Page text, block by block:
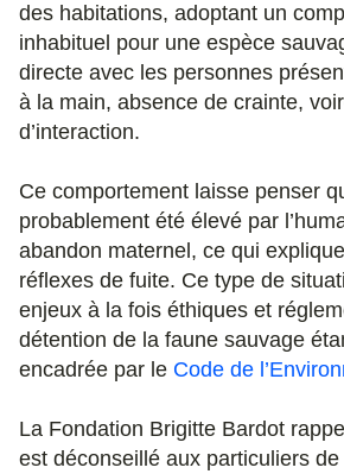
des habitations, adoptant un
inhabituel pour une espèce
directe avec les personnes
à la main, absence de crainte,
d’interaction.
Ce comportement laisse penser
probablement été élevé par
abandon maternel, ce qui
réflexes de fuite. Ce type de
enjeux à la fois éthiques et
détention de la faune sauvage
encadrée par le Code de
La Fondation Brigitte Bardot
est déconseillé aux particuliers